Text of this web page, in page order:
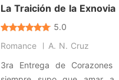
La Traición de la Exnovia
5.0
Romance
A. N. Cruz
3ra Entrega de Corazones